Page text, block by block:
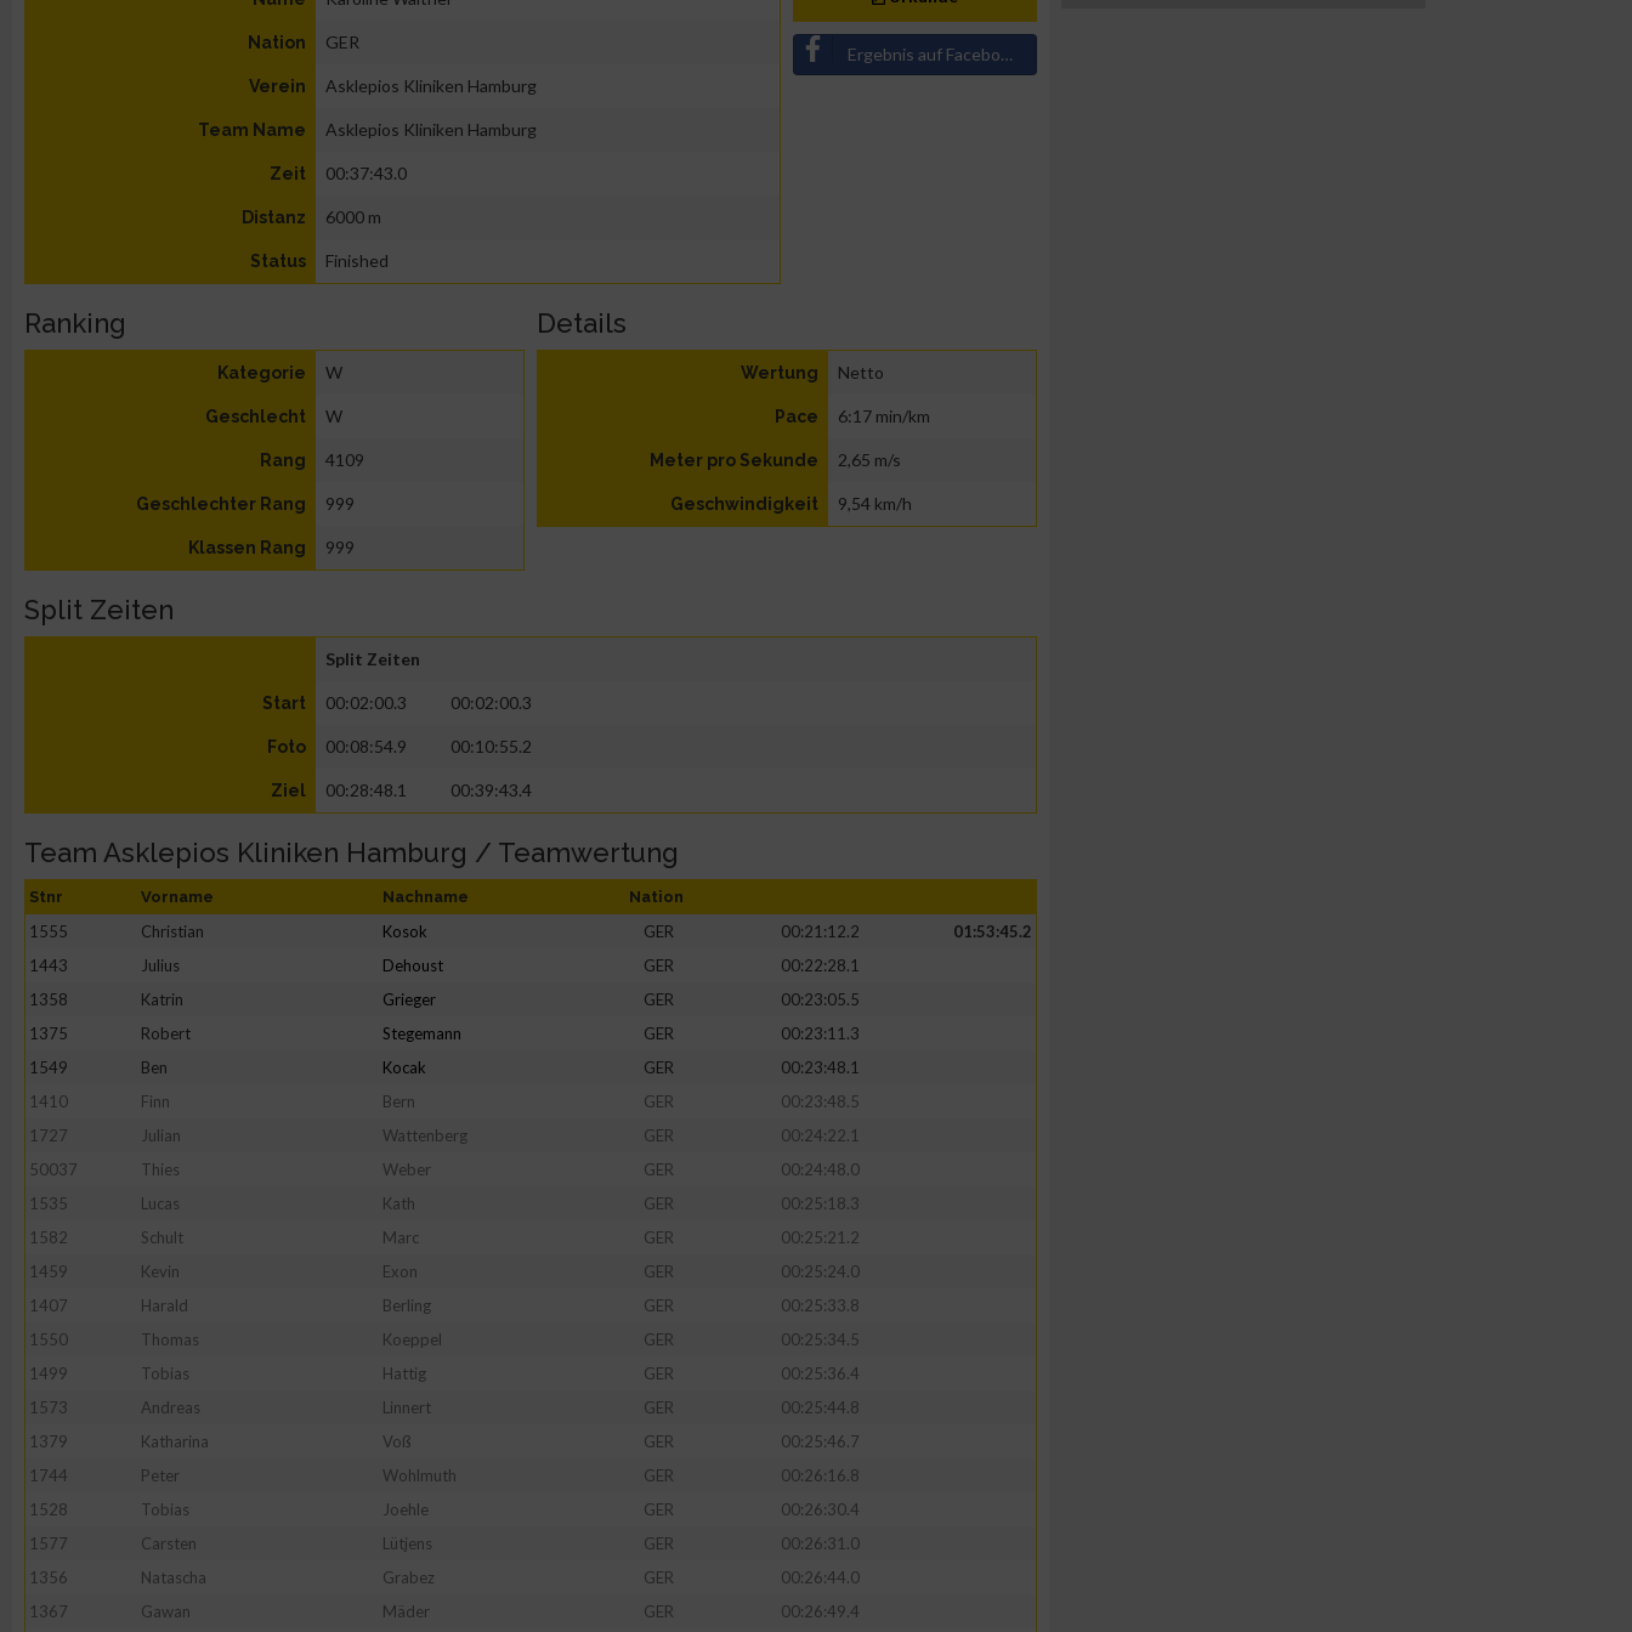
Nation GER
Verein Asklepios Kliniken Hamburg
Team Name Asklepios Kliniken Hamburg
Zeit 00:37:43.0
Distanz 6000 m
Status Finished
Ergebnis auf Facebook teilen
Ranking
Kategorie W
Geschlecht W
Rang 4109
Geschlechter Rang 999
Klassen Rang 999
Details
Wertung Netto
Pace 6:17 min/km
Meter pro Sekunde 2,65 m/s
Geschwindigkeit 9,54 km/h
Split Zeiten
Split Zeiten
Start 00:02:00.3 00:02:00.3
Foto 00:08:54.9 00:10:55.2
Ziel 00:28:48.1 00:39:43.4
Team Asklepios Kliniken Hamburg / Teamwertung
Stnr Vorname Nachname Nation
1555 Christian Kosok GER 00:21:12.2
01:53:45.2
1443
Julius Dehoust GER
00:22:28.1
1358
Katrin Grieger GER
00:23:05.5
1375
Robert Stegemann GER
00:23:11.3
1549
Ben Kocak GER
00:23:48.1
1410
Finn Bern GER
00:23:48.5
1727
Julian Wattenberg GER
00:24:22.1
50037
Thies Weber GER
00:24:48.0
1535
Lucas Kath GER
00:25:18.3
1582
Schult Marc GER
00:25:21.2
1459
Kevin Exon GER
00:25:24.0
1407
Harald Berling GER
00:25:33.8
1550
Thomas Koeppel GER
00:25:34.5
1499
Tobias Hattig GER
00:25:36.4
1573
Andreas Linnert GER
00:25:44.8
1379
Katharina Voß GER
00:25:46.7
1744
Peter Wohlmuth GER
00:26:16.8
1528
Tobias Joehle GER
00:26:30.4
1577
Carsten Lütjens GER
00:26:31.0
1356
Natascha Grabez GER
00:26:44.0
1367
Gawan Mäder GER
00:26:49.4